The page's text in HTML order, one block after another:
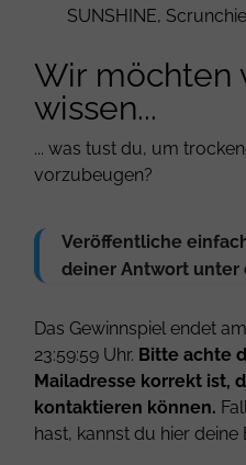
SUNSHINE, Scrunchie
Wir möchten
wissen...
... was tust du, um
vorzubeugen?
Veröffentliche
deiner Antwort unter
Das Gewinnspiel endet
23:59:59 Uhr. Bitte achte
Mailadresse korrekt ist,
kontaktieren können.
hast, kannst du hier deine